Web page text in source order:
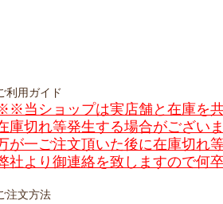
利用ガイド
当ショップは実店舗と在庫を
庫切れ等発生する場合がございま
が一ご注文頂いた後に在庫切れ
社より御連絡を致しますので
注文方法